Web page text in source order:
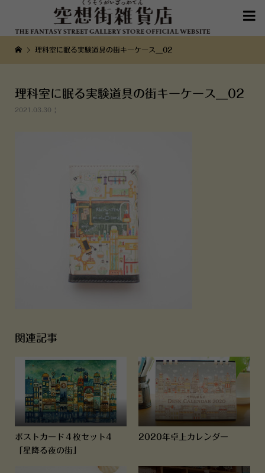

理科室に眠る実験道具の街キーケース__02
理科室に眠る実験道具の街キーケース__02
2021.03.30
関連記事
ポストカード４枚セット4
「星降る夜の街」
2020年卓上カレンダー